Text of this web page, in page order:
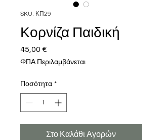
SKU: ΚΠ29
Κορνίζα Παιδική
45,00 €
ΦΠΑ Περιλαμβάνεται
Ποσότητα *
Στο Καλάθι Αγορών